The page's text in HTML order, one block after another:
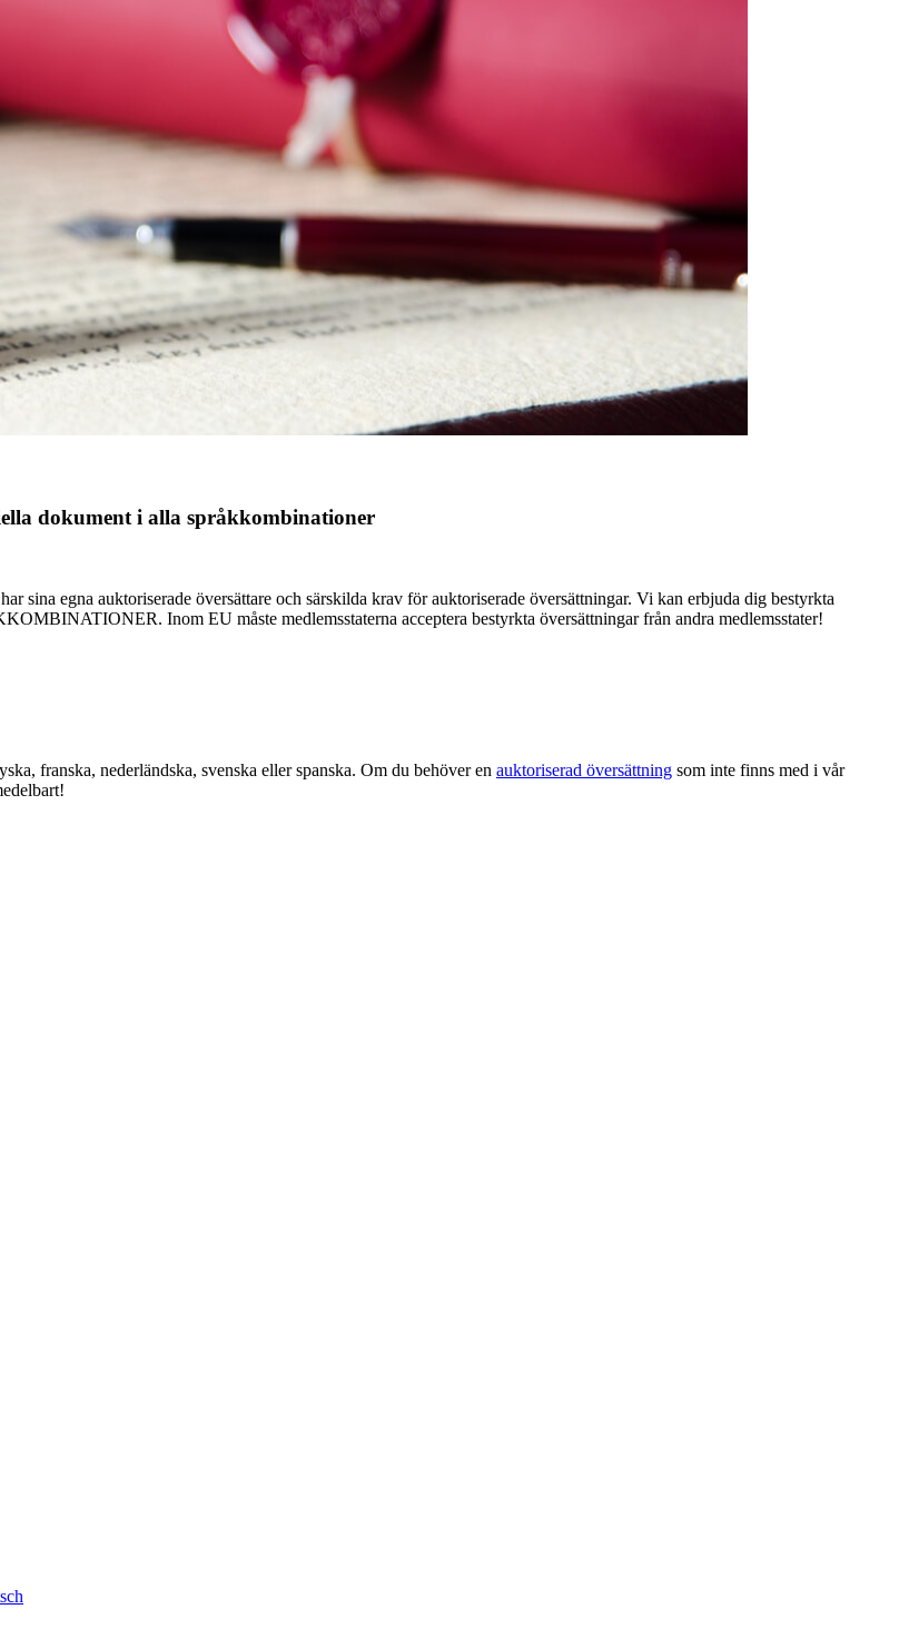
dokument i alla språkkombinationer
sina egna auktoriserade översättare och särskilda krav för auktoriserade översättningar. Vi kan erbjuda dig bestyrkta
Inom EU måste medlemsstaterna acceptera bestyrkta översättningar från andra medlemsstater!
franska, nederländska, svenska eller spanska. Om du behöver en auktoriserad översättning som inte finns med i vår